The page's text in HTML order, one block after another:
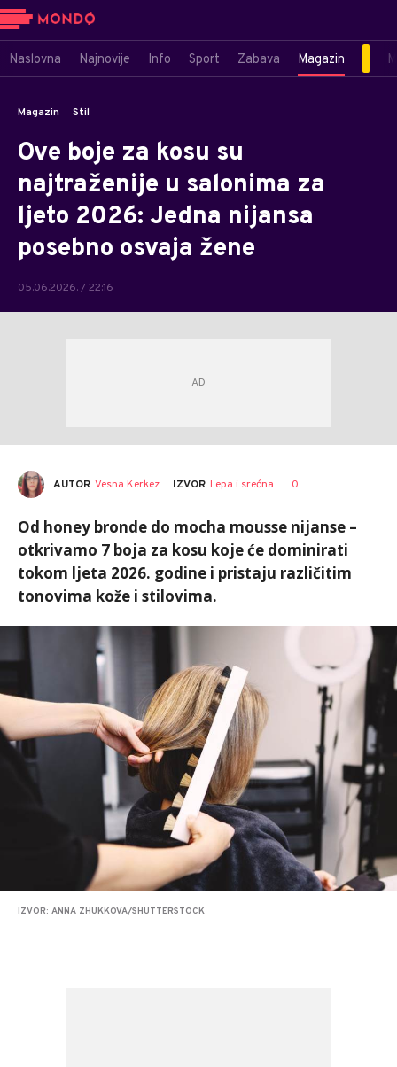
Naslovna Najnovije Info Sport Zabava Magazin
Magazin Stil
Ove boje za kosu su
najtraženije u salonima za
ljeto 2026: Jedna nijansa
posebno osvaja žene
05.06.2026. / 22:16
AUTOR Vesna Kerkez IZVOR Lepa i srećna 0
Od honey bronde do mocha mousse nijanse –
otkrivamo 7 boja za kosu koje će dominirati
tokom ljeta 2026. godine i pristaju različitim
tonovima kože i stilovima.
IZVOR: ANNA ZHUKKOVA/SHUTTERSTOCK